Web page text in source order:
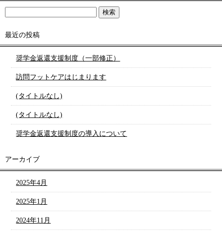
最近の投稿
奨学金返還支援制度（一部修正）
訪問フットケアはじまります
(タイトルなし)
(タイトルなし)
奨学金返還支援制度の導入について
アーカイブ
2025年4月
2025年1月
2024年11月